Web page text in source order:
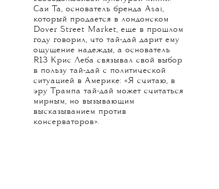
Саи Та, основатель бренда Asai,
который продается в лондонском
Dover Street Market, еще в прошлом
году говорил, что тай-дай дарит ему
ощущение надежды, а основатель
R13 Крис Леба связывал свой выбор
в пользу тай-дай с политической
ситуацией в Америке: «Я считаю, в
эру Трампа тай-дай может считаться
мирным, но вызывающим
высказыванием против
консерваторов».